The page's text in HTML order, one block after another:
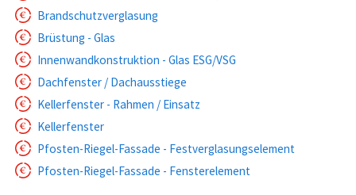
Brandschutzverglasung
Brüstung - Glas
Innenwandkonstruktion - Glas ESG/VSG
Dachfenster / Dachausstiege
Kellerfenster - Rahmen / Einsatz
Kellerfenster
Pfosten-Riegel-Fassade - Festverglasungselement
Pfosten-Riegel-Fassade - Fensterelement